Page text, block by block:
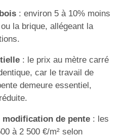
: environ 5 à 10% moins
la brique, allégeant la
: le prix au mètre carré
car le travail de
demeure essentiel,
de pente: les
à 2 500 €/m² selon